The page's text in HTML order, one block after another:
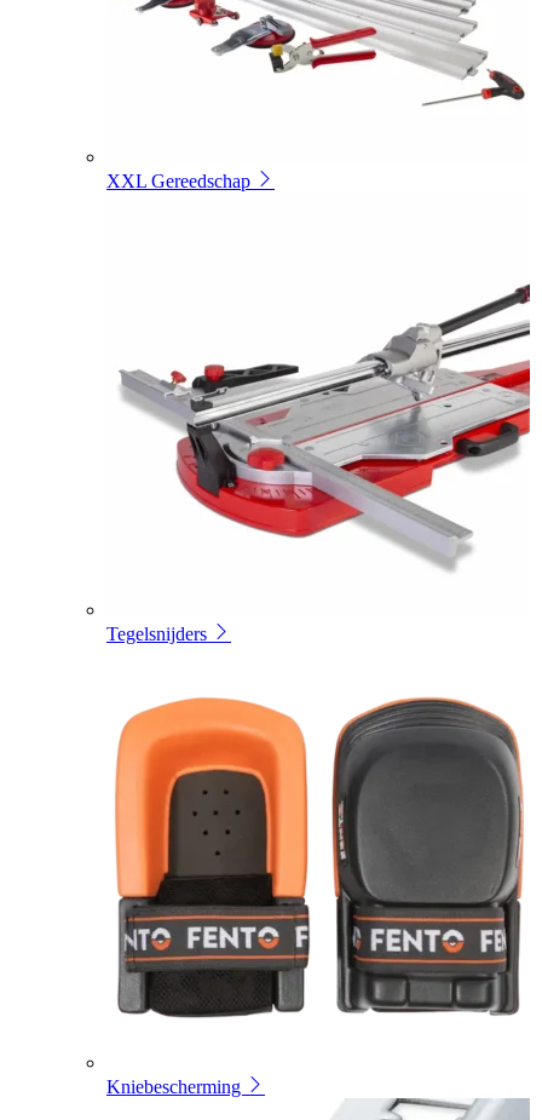
XXL Gereedschap
Tegelsnijders
Kniebescherming